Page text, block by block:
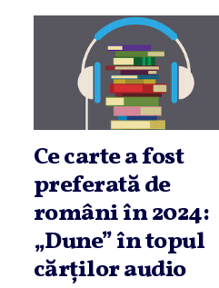
Ce carte a fost
preferată de
români în 2024:
„Dune” în topul
cărţilor audio